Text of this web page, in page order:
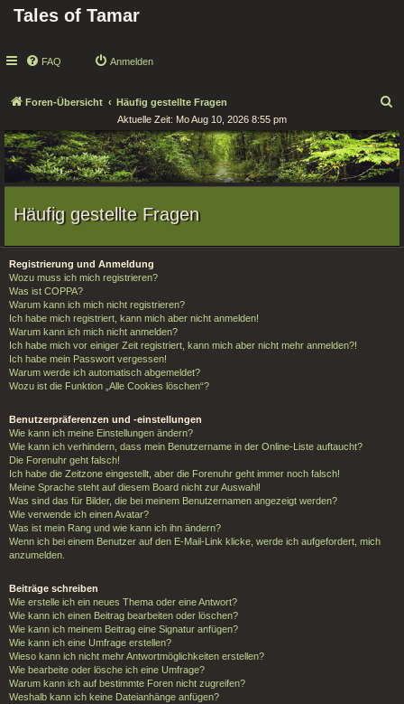
Tales of Tamar
FAQ Anmelden
Foren-Übersicht Häufig gestellte Fragen
c
h
e
Aktuelle Zeit: Mo Aug 10, 2026 8:55 pm
Häufig gestellte Fragen
Registrierung und Anmeldung
Wozu muss ich mich registrieren?
Was ist COPPA?
Warum kann ich mich nicht registrieren?
Ich habe mich registriert, kann mich aber nicht anmelden!
Warum kann ich mich nicht anmelden?
Ich habe mich vor einiger Zeit registriert, kann mich aber nicht mehr anmelden?!
Ich habe mein Passwort vergessen!
Warum werde ich automatisch abgemeldet?
Wozu ist die Funktion „Alle Cookies löschen“?
Benutzerpräferenzen und -einstellungen
Wie kann ich meine Einstellungen ändern?
Wie kann ich verhindern, dass mein Benutzername in der Online-Liste auftaucht?
Die Forenuhr geht falsch!
Ich habe die Zeitzone eingestellt, aber die Forenuhr geht immer noch falsch!
Meine Sprache steht auf diesem Board nicht zur Auswahl!
Was sind das für Bilder, die bei meinem Benutzernamen angezeigt werden?
Wie verwende ich einen Avatar?
Was ist mein Rang und wie kann ich ihn ändern?
Wenn ich bei einem Benutzer auf den E-Mail-Link klicke, werde ich aufgefordert, mich
anzumelden.
Beiträge schreiben
Wie erstelle ich ein neues Thema oder eine Antwort?
Wie kann ich einen Beitrag bearbeiten oder löschen?
Wie kann ich meinem Beitrag eine Signatur anfügen?
Wie kann ich eine Umfrage erstellen?
Wieso kann ich nicht mehr Antwortmöglichkeiten erstellen?
Wie bearbeite oder lösche ich eine Umfrage?
Warum kann ich auf bestimmte Foren nicht zugreifen?
Weshalb kann ich keine Dateianhänge anfügen?